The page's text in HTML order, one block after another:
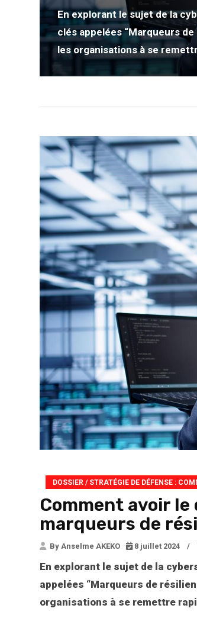
En explorant le sujet de la
clés appelées “Marqueurs
les organisations à se
DOSSIER / STRATÉGIE DE DÉFENSE :
Comment avoir le
marqueurs de
By Anselme AKEKO 8 juillet 2024 /
En explorant le sujet de la
appelées “Marqueurs de
organisations à se remettre